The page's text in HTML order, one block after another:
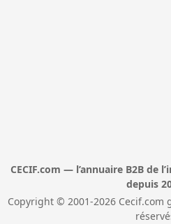
CECIF.com — l’annuaire B2B de
depuis
Copyright © 2001-2026 Cecif.com